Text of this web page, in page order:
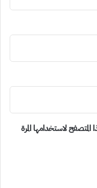
المتصفح لاستخدامها المرة